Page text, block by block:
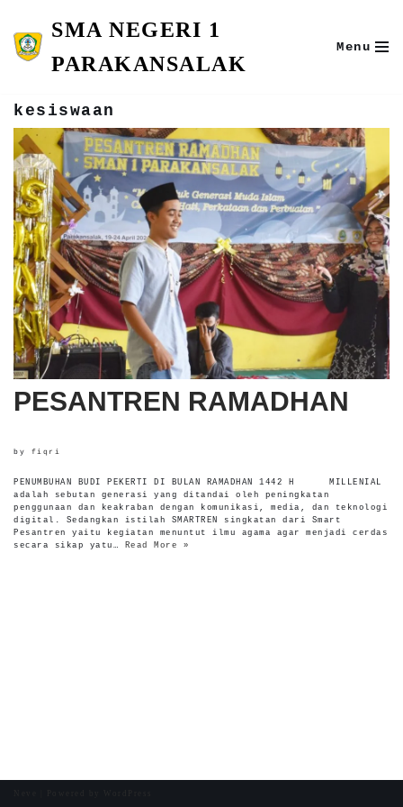
Skip
to
content
SMA NEGERI 1
PARAKANSALAK
Menu
kesiswaan
PESANTREN RAMADHAN
by fiqri
PENUMBUHAN BUDI PEKERTI DI BULAN RAMADHAN 1442 H MILLENIAL
adalah sebutan generasi yang ditandai oleh peningkatan
penggunaan dan keakraban dengan komunikasi, media, dan teknologi
digital. Sedangkan istilah SMARTREN singkatan dari Smart
Pesantren yaitu kegiatan menuntut ilmu agama agar menjadi cerdas
secara sikap yatu…
Read More »